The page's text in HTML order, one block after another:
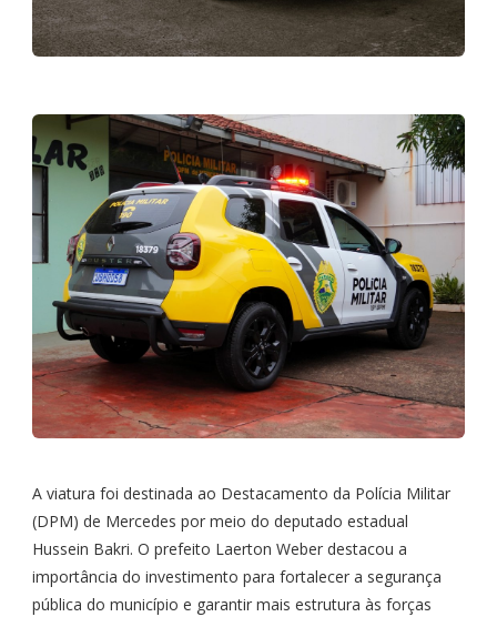
A viatura foi destinada ao Destacamento da Polícia Militar
(DPM) de Mercedes por meio do deputado estadual
Hussein Bakri. O prefeito Laerton Weber destacou a
importância do investimento para fortalecer a segurança
pública do município e garantir mais estrutura às forças